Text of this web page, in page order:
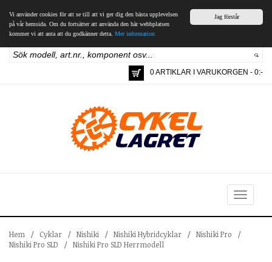
Jag förstår
Vi använder cookies för att se till att vi ger dig den bästa upplevelsen
på vår hemsida. Om du fortsätter att använda den här webbplatsen
kommer vi att anta att du godkänner detta. Mer information
0 ARTIKLAR I VARUKORGEN - 0:-
Toggle
navigation
Hem / Cyklar / Nishiki / Nishiki Hybridcyklar / Nishiki Pro
/
Nishiki Pro SLD
/ Nishiki Pro SLD Herrmodell